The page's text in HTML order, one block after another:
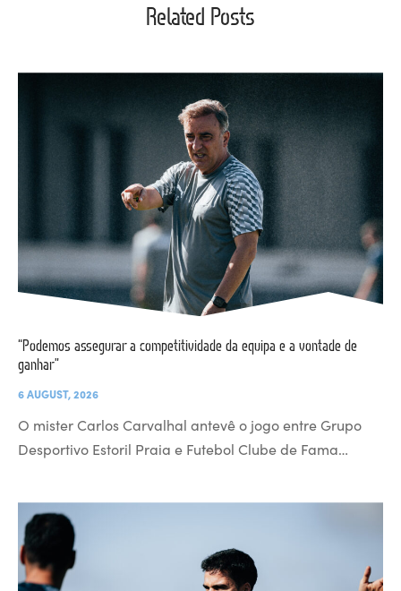
Related Posts
“Podemos assegurar a competitividade da equipa e a vontade de
ganhar”
6 AUGUST, 2026
O mister Carlos Carvalhal antevê o jogo entre Grupo
Desportivo Estoril Praia e Futebol Clube de Fama…